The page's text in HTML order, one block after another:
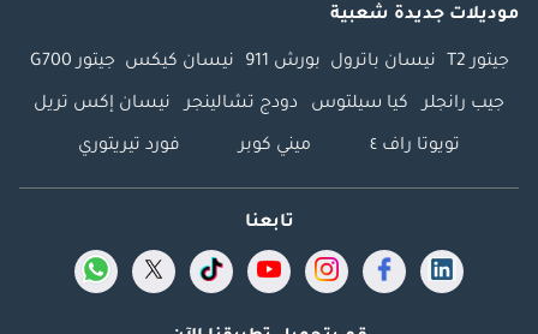
موديلات جديدة شعبية
جيتور T2 نيسان باترول بورش 911 نيسان كيكس جيتور G700
جيب رانجلر كيا سيلتوس دودج تشالينجر نيسان إكس تريل
تويوتا راف ٤ ميني كوبر فورد تيريتوري
تابعنا